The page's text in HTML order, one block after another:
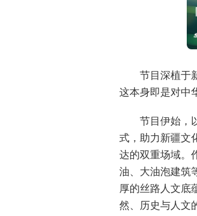
节目深植于
这本身即是对中
节目伊始，
式，助力新疆文
达的双重场域。
油、大油泡建筑
厚的丝路人文底
然、历史与人文